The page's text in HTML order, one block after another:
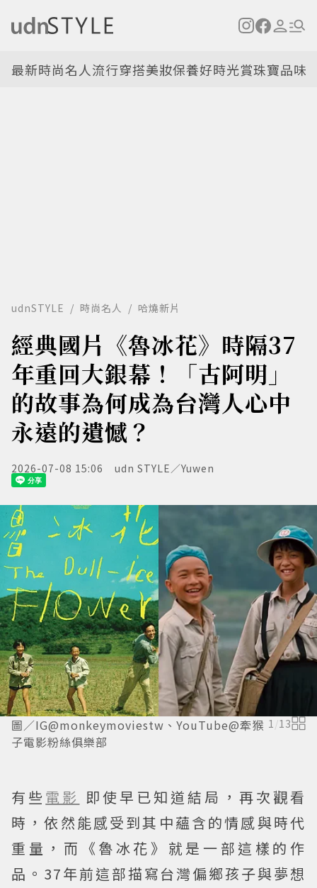
最新時尚名人流行穿搭美妝保養好時光賞珠寶品味
udnSTYLE 時尚名人 哈燒新片
經典國片《魯冰花》時隔37
年重回大銀幕！「古阿明」
的故事為何成為台灣人心中
永遠的遺憾？
2026-07-08 15:06 udn STYLE／Yuwen
圖／IG@monkeymoviestw、YouTube@牽猴
子電影粉絲俱樂部
1/13
有些電影 即使早已知道結局，再次觀看
時，依然能感受到其中蘊含的情感與時代
重量，而《魯冰花》就是一部這樣的作
品。37年前這部描寫台灣偏鄉孩子與夢想